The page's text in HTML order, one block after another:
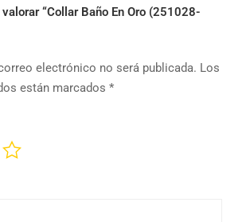
“Collar Baño En Oro (251028-
electrónico no será publicada. Los
están marcados *